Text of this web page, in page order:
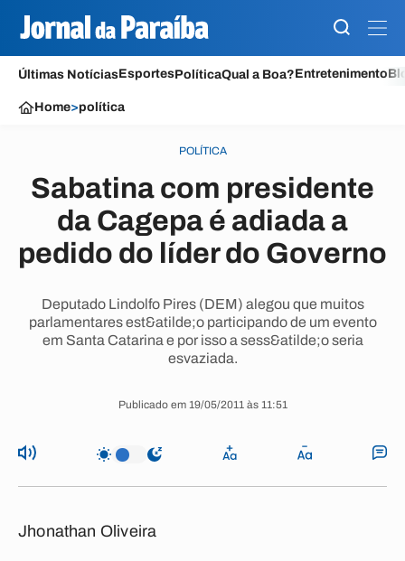
Últimas NotíciasEsportesPolíticaQual a Boa?Entretenimento
Home>política
POLÍTICA
Sabatina com presidente
da Cagepa é adiada a
pedido do líder do Governo
Deputado Lindolfo Pires (DEM) alegou que muitos
parlamentares est&atilde;o participando de um evento
em Santa Catarina e por isso a sess&atilde;o seria
esvaziada.
Publicado em 19/05/2011 às 11:51
Jhonathan Oliveira